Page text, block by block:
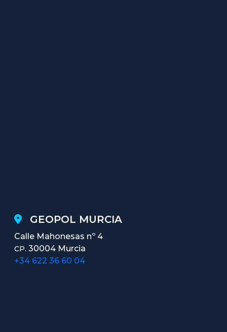
GEOPOL MURCIA
Calle Mahonesas nº 4
CP. 30004 Murcia
+34 622 36 60 04